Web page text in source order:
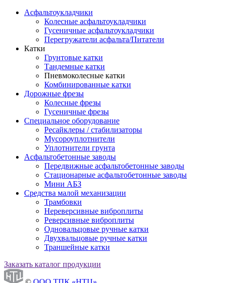
Асфальтоукладчики
Колесные асфальтоукладчики
Гусеничные асфальтоукладчики
Перегружатели асфальта/Питатели
Катки
Грунтовые катки
Тандемные катки
Пневмоколесные катки
Комбинированные катки
Дорожные фрезы
Колесные фрезы
Гусеничные фрезы
Специальное оборудование
Ресайклеры / стабилизаторы
Мусороуплотнители
Уплотнители грунта
Асфальтобетонные заводы
Передвижные асфальтобетонные заводы
Стационарные асфальтобетонные заводы
Мини АБЗ
Средства малой механизации
Трамбовки
Нереверсивные виброплиты
Реверсивные виброплиты
Одновальцовые ручные катки
Двухвальцовые ручные катки
Траншейные катки
Заказать каталог продукции